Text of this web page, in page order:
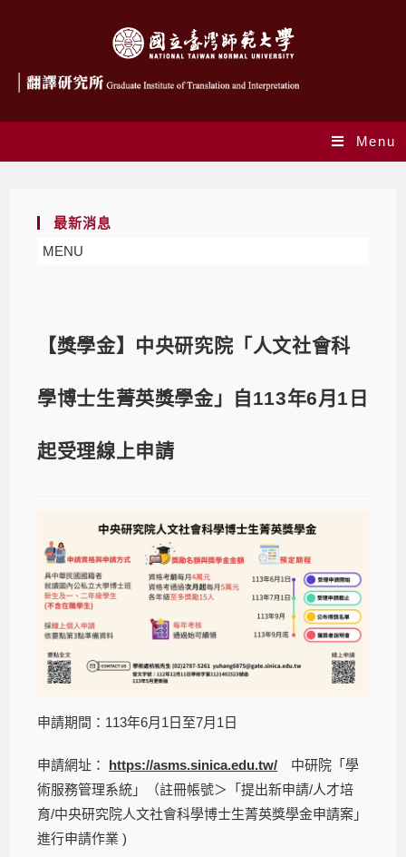
Menu
最新消息
MENU
【獎學金】中央研究院「人文社會科
學博士生菁英獎學金」自113年6月1日
起受理線上申請
申請期間：113年6月1日至7月1日
申請網址： https://asms.sinica.edu.tw/ 中研院「學
術服務管理系統」（註冊帳號＞「提出新申請/人才培
育/中央研究院人文社會科學博士生菁英獎學金申請案」
進行申請作業 )